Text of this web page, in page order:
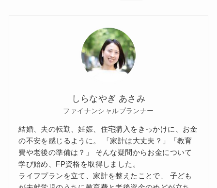
しらなやぎ あさみ
ファイナンシャルプランナー
結婚、夫の転勤、妊娠、住宅購入をきっかけに、お金
の不安を感じるように。 「家計は大丈夫？」「教育
費や老後の準備は？」 そんな疑問からお金について
学び始め、FP資格を取得しました。
ライフプランを立て、家計を整えたことで、 子ども